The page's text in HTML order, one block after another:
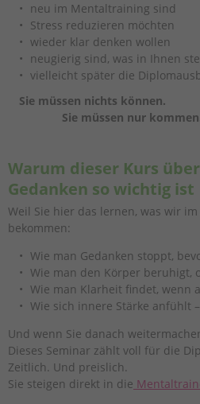
neu im Mentaltraining sind
Stress reduzieren möchten
wieder klar denken wollen
neugierig sind, was in Ihnen
vielleicht später die
Sie müssen nichts können.
Sie müssen nur
Warum dieser Kurs
Gedanken so wichtig ist
Weil Sie hier das lernen, was wir
bekommen:
Wie man Gedanken stoppt,
Wie man den Körper beruhigt,
Wie man Klarheit findet, wenn
Wie sich innere Stärke anfühlt
Und wenn Sie danach
Dieses Seminar zählt voll für die
Zeitlich. Und preislich.
Sie steigen direkt in die